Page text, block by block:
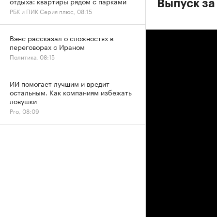
Выпуск
РБК и ПИК Серия плюс, 08:15
Вэнс рассказал о сложностях в
переговорах с Ираном
Политика, 08:15
ИИ помогает лучшим и вредит
остальным. Как компаниям избежать
ловушки
Pro, 08:09